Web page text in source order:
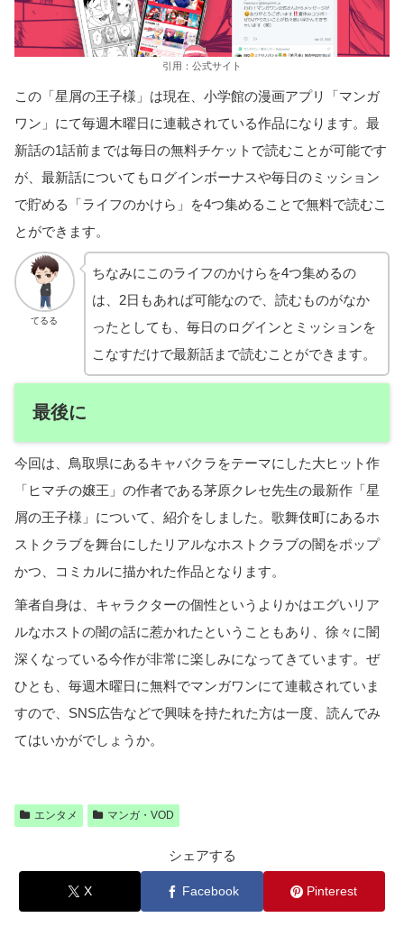
引用：公式サイト
この「星屑の王子様」は現在、小学館の漫画アプリ「マンガ
ワン」にて毎週木曜日に連載されている作品になります。最
新話の1話前までは毎日の無料チケットで読むことが可能です
が、最新話についてもログインボーナスや毎日のミッション
で貯める「ライフのかけら」を4つ集めることで無料で読むこ
とができます。
てるる
ちなみにこのライフのかけらを4つ集めるの
は、2日もあれば可能なので、読むものがなか
ったとしても、毎日のログインとミッションを
こなすだけで最新話まで読むことができます。
最後に
今回は、鳥取県にあるキャバクラをテーマにした大ヒット作
「ヒマチの嬢王」の作者である茅原クレセ先生の最新作「星
屑の王子様」について、紹介をしました。歌舞伎町にあるホ
ストクラブを舞台にしたリアルなホストクラブの闇をポップ
かつ、コミカルに描かれた作品となります。
筆者自身は、キャラクターの個性というよりかはエグいリア
ルなホストの闇の話に惹かれたということもあり、徐々に闇
深くなっている今作が非常に楽しみになってきています。ぜ
ひとも、毎週木曜日に無料でマンガワンにて連載されていま
すので、SNS広告などで興味を持たれた方は一度、読んでみ
てはいかがでしょうか。
エンタメ マンガ・VOD
シェアする
X Facebook Pinterest